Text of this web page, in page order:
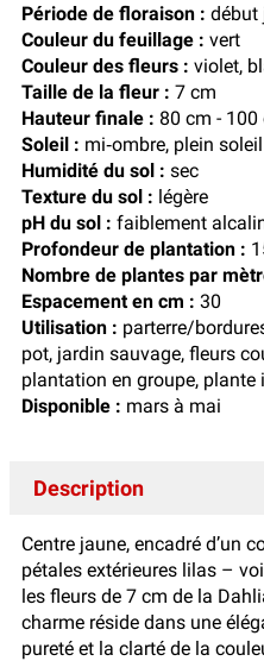
Période de floraison : début
Couleur du feuillage : vert
Couleur des fleurs : violet,
Taille de la fleur : 7 cm
Hauteur finale : 80 cm - 100
Soleil : mi‑ombre, plein soleil
Humidité du sol : sec
Texture du sol : légère
pH du sol : faiblement
Profondeur de plantation :
Nombre de plantes par
Espacement en cm : 30
Utilisation : parterre/
pot, jardin sauvage, fleurs
plantation en groupe, plante
Disponible : mars à mai
Description
Centre jaune, encadré d’un
pétales extérieures lilas –
les fleurs de 7 cm de la
charme réside dans une
pureté et la clarté de la